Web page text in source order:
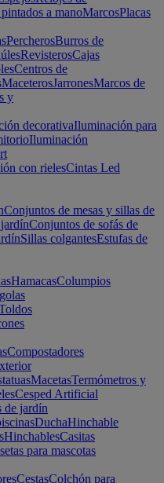
a manoMarcosPlacas
PercherosBurros de
RevisterosCajas
Centros de
MaceterosJarronesMarcos de
y
decorativaIluminación para
Iluminación
con rielesCintas Led
Conjuntos de mesas y sillas de
Conjuntos de sofás de
Sillas colgantesEstufas de
HamacasColumpios
Compostadores
MacetasTermómetros y
Cesped Artificial
de jardín
DuchaHinchable
HinchablesCasitas
para mascotas
CestasColchón para